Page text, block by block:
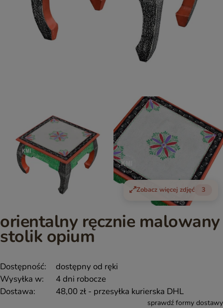
Zobacz więcej zdjęć 3
orientalny ręcznie malowany
stolik opium
Dostępność:
dostępny od ręki
Wysyłka w:
4 dni robocze
Dostawa:
48,00 zł - przesyłka kurierska DHL
sprawdź formy dostawy